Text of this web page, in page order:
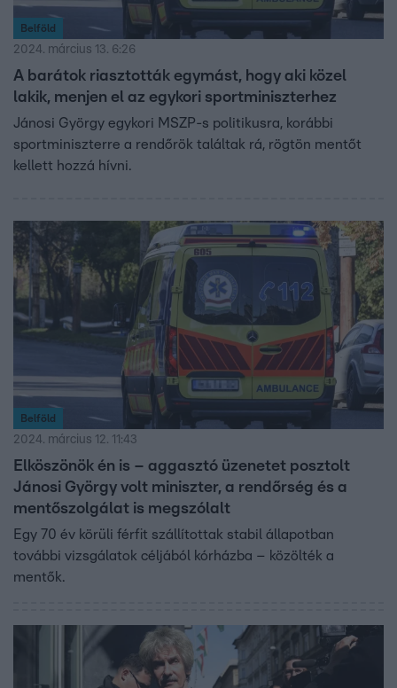
Belföld
2024. március 13. 6:26
A barátok riasztották egymást, hogy aki közel
lakik, menjen el az egykori sportminiszterhez
Jánosi György egykori MSZP-s politikusra, korábbi
sportminiszterre a rendőrök találtak rá, rögtön mentőt
kellett hozzá hívni.
Belföld
2024. március 12. 11:43
Elköszönök én is – aggasztó üzenetet posztolt
Jánosi György volt miniszter, a rendőrség és a
mentőszolgálat is megszólalt
Egy 70 év körüli férfit szállítottak stabil állapotban
további vizsgálatok céljából kórházba – közölték a
mentők.